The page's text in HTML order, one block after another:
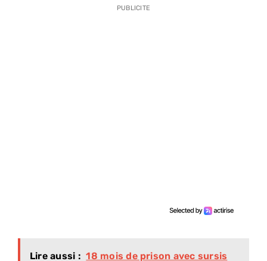
PUBLICITE
Lire aussi : 18 mois de prison avec sursis